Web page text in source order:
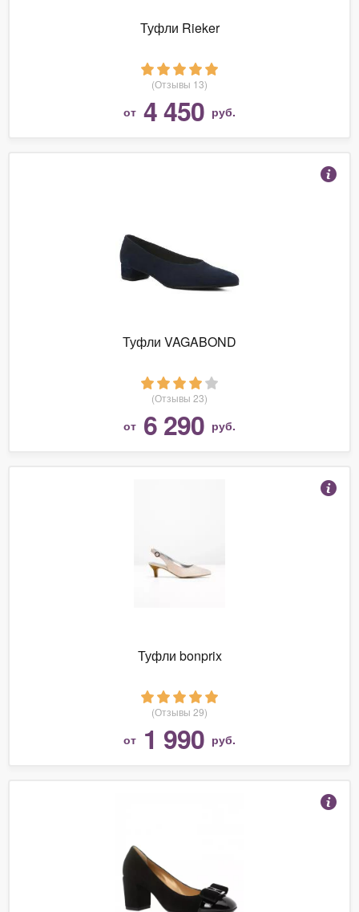
Туфли Rieker
(Отзывы 13)
от 4 450 руб.
Туфли VAGABOND
(Отзывы 23)
от 6 290 руб.
Туфли bonprix
(Отзывы 29)
от 1 990 руб.